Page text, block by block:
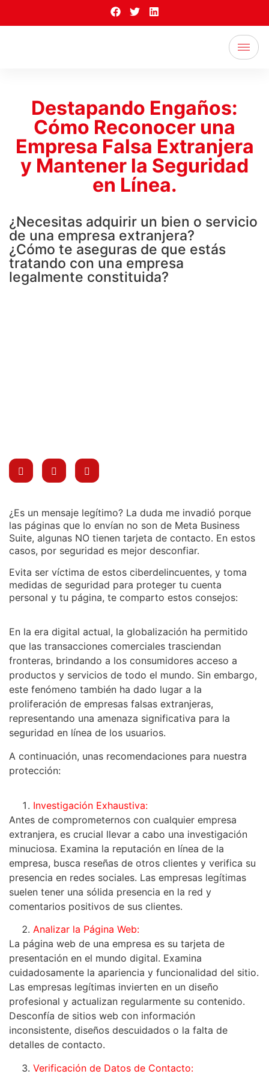
Destapando Engaños:
Cómo Reconocer una
Empresa Falsa Extranjera
y Mantener la Seguridad
en Línea.
¿Necesitas adquirir un bien o servicio
de una empresa extranjera?
¿Cómo te aseguras de que estás
tratando con una empresa
legalmente constituida?
¿Es un mensaje legítimo? La duda me invadió porque
las páginas que lo envían no son de Meta Business
Suite, algunas NO tienen tarjeta de contacto. En estos
casos, por seguridad es mejor desconfiar.
Evita ser víctima de estos ciberdelincuentes, y toma
medidas de seguridad para proteger tu cuenta
personal y tu página, te comparto estos consejos:
En la era digital actual, la globalización ha permitido
que las transacciones comerciales trasciendan
fronteras, brindando a los consumidores acceso a
productos y servicios de todo el mundo. Sin embargo,
este fenómeno también ha dado lugar a la
proliferación de empresas falsas extranjeras,
representando una amenaza significativa para la
seguridad en línea de los usuarios.
A continuación, unas recomendaciones para nuestra
protección:
Investigación Exhaustiva:
Antes de comprometernos con cualquier empresa
extranjera, es crucial llevar a cabo una investigación
minuciosa. Examina la reputación en línea de la
empresa, busca reseñas de otros clientes y verifica su
presencia en redes sociales. Las empresas legítimas
suelen tener una sólida presencia en la red y
comentarios positivos de sus clientes.
Analizar la Página Web:
La página web de una empresa es su tarjeta de
presentación en el mundo digital. Examina
cuidadosamente la apariencia y funcionalidad del sitio.
Las empresas legítimas invierten en un diseño
profesional y actualizan regularmente su contenido.
Desconfía de sitios web con información
inconsistente, diseños descuidados o la falta de
detalles de contacto.
Verificación de Datos de Contacto: